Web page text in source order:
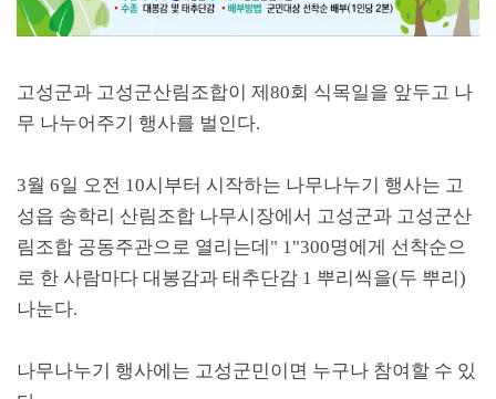
고성군과 고성군산림조합이 제80회 식목일을 앞두고 나
무 나누어주기 행사를 벌인다.
3월 6일 오전 10시부터 시작하는 나무나누기 행사는 고
성읍 송학리 산림조합 나무시장에서 고성군과 고성군산
림조합 공동주관으로 열리는데 " 1"300명에게 선착순으
로 한 사람마다 대봉감과 태추단감 1 뿌리씩을(두 뿌리)
나눈다.
나무나누기 행사에는 고성군민이면 누구나 참여할 수 있